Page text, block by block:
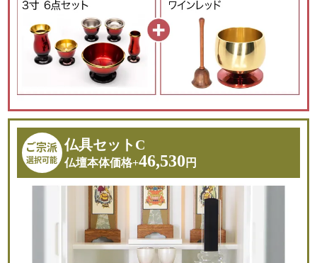
下台収納
収納可能領域
高さ24.5×幅43.5×奥行
37.5cm
取り外し可能な本尊台
LED完備（欄間裏のスイッチ） ウレタン塗装
安心の国産で
ご宗派
選択可能
仏具セットC
仏壇本体価格+46,530 円